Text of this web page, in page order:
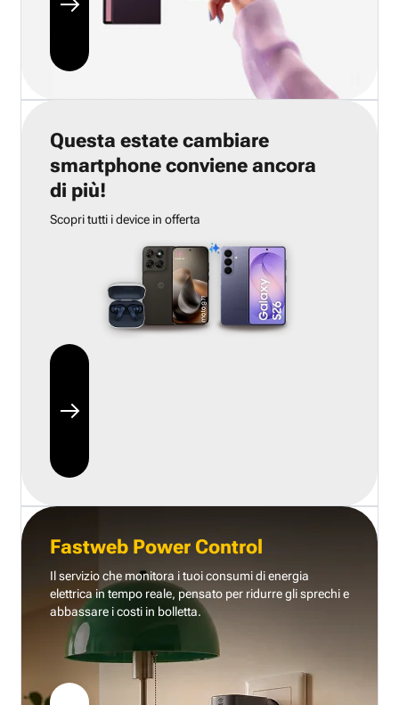
Questa estate cambiare
smartphone conviene ancora
di più!
Scopri tutti i device in offerta
Fastweb Power Control
Il servizio che monitora i tuoi consumi di energia
elettrica in tempo reale, pensato per ridurre gli sprechi e
abbassare i costi in bolletta.